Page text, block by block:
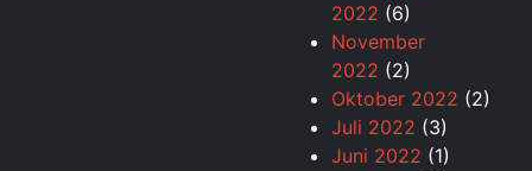
2022 (6)
November
2022 (2)
Oktober 2022 (2)
Juli 2022 (3)
Juni 2022 (1)